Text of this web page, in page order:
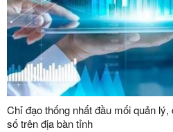
Chỉ đạo thống nhất đầu mối quản
số trên địa bàn tỉnh